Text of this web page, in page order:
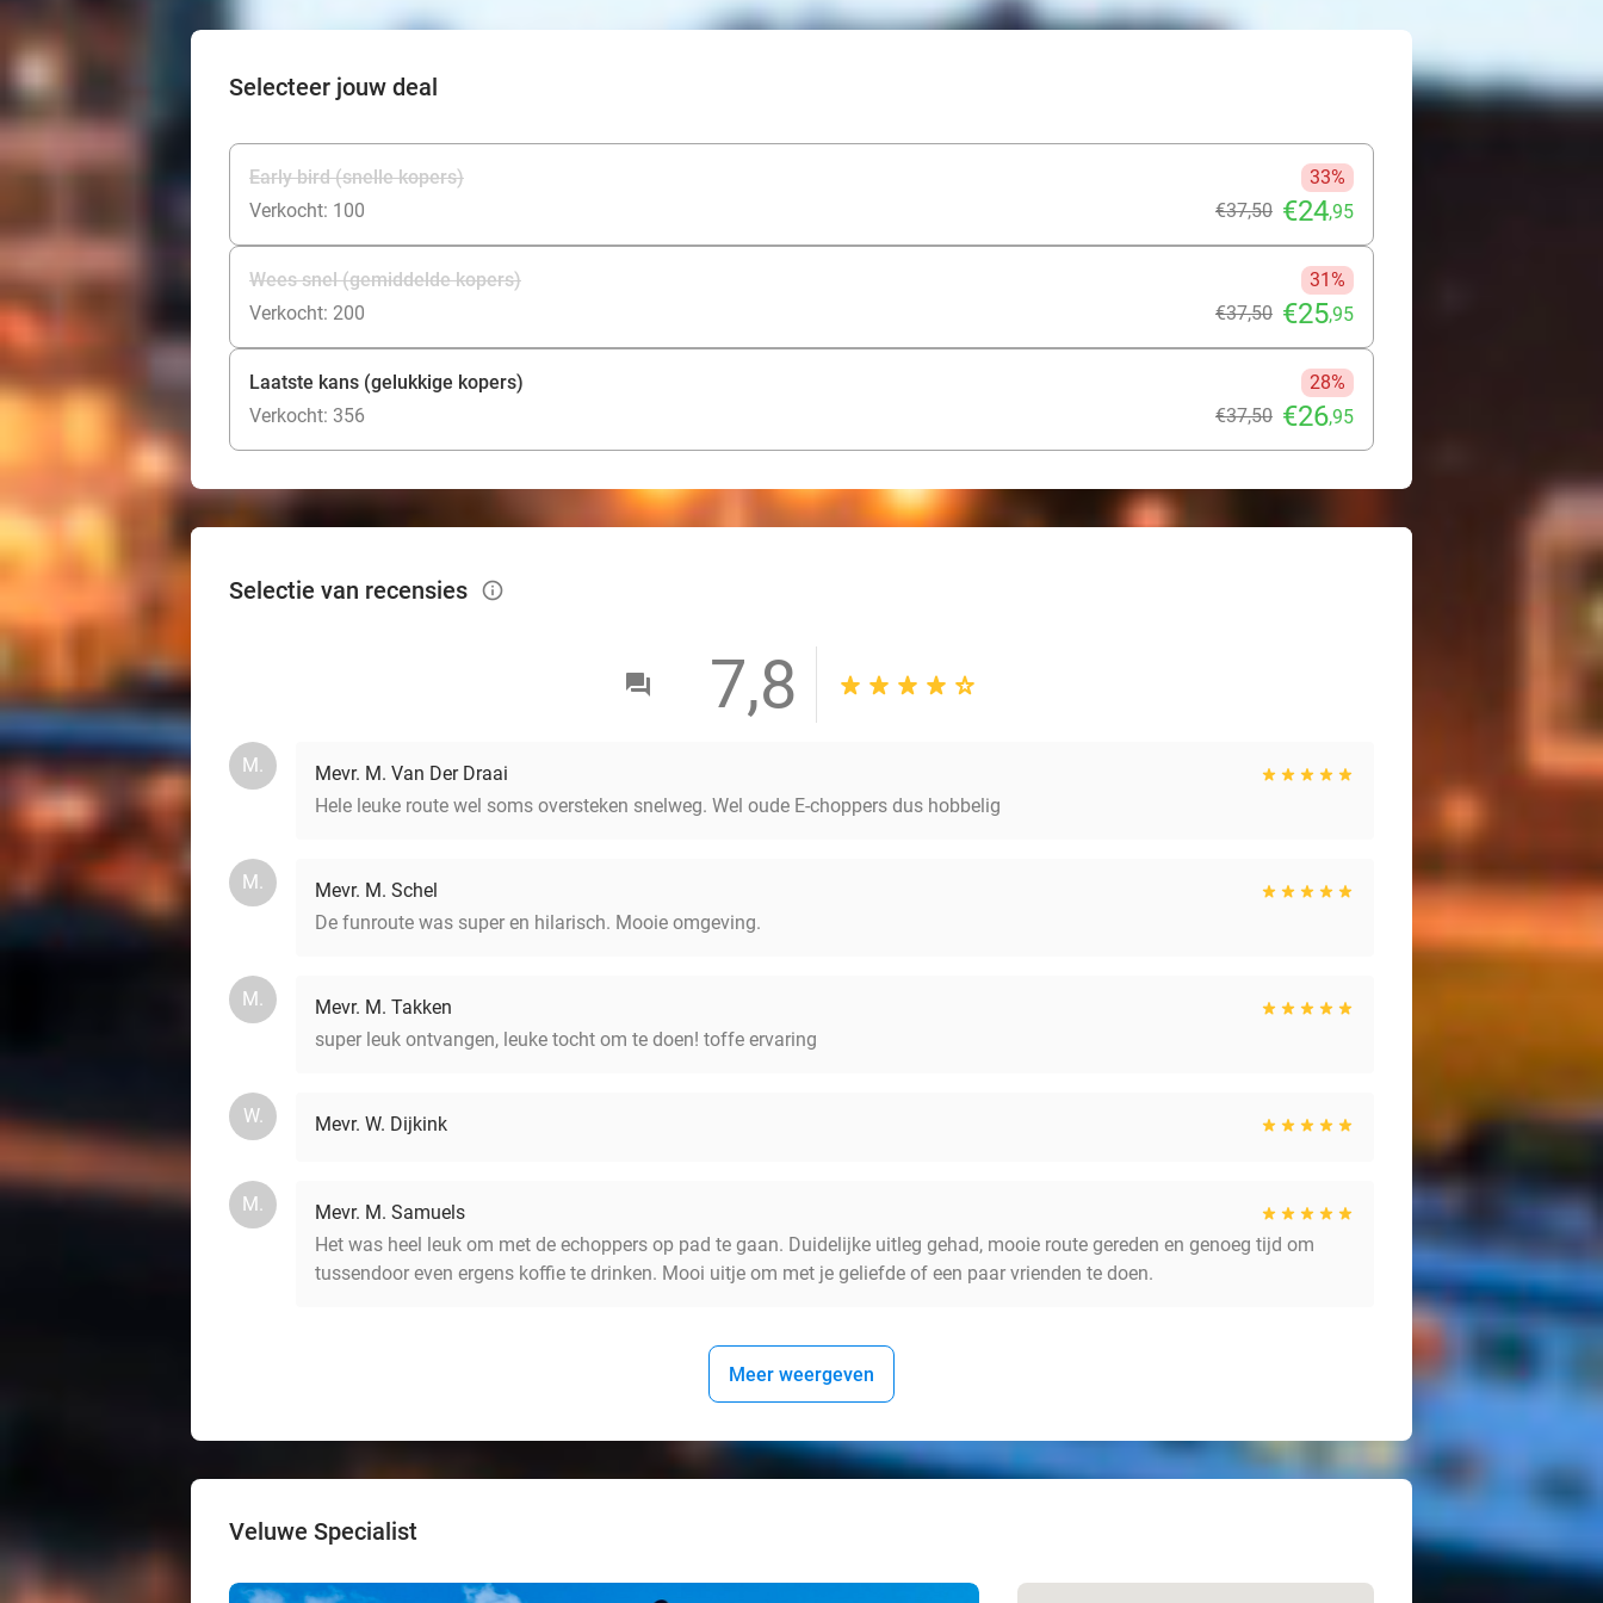
De E-choppers zijn 100% elektrisch en geluidloos, waardoor je niet alleen de natuur
wacht op jou en je gezelschap!
Selecteer jouw deal
Early bird (snelle kopers)
33%
Verkocht: 100
€37,50 €24,95
Wees snel (gemiddelde kopers)
31%
Verkocht: 200
€37,50 €25,95
Laatste kans (gelukkige kopers)
28%
Verkocht: 356
€37,50 €26,95
Selectie van recensies info_outlined
7,8
M.
Mevr. M. Van Der Draai
Hele leuke route wel soms oversteken snelweg. Wel oude E-choppers dus hobbelig
M.
Mevr. M. Schel
De funroute was super en hilarisch. Mooie omgeving.
M.
Mevr. M. Takken
super leuk ontvangen, leuke tocht om te doen! toffe ervaring
W. Mevr. W. Dijkink
M.
Mevr. M. Samuels
Het was heel leuk om met de echoppers op pad te gaan. Duidelijke uitleg gehad, mooie route gereden en genoeg tijd om
tussendoor even ergens koffie te drinken. Mooi uitje om met je geliefde of een paar vrienden te doen.
Meer weergeven
Veluwe Specialist